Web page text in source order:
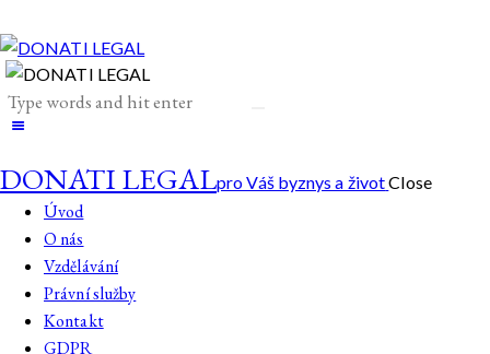
DONATI LEGALpro Váš byznys a životClose
Úvod
O nás
Vzdělávání
Právní služby
Kontakt
GDPR